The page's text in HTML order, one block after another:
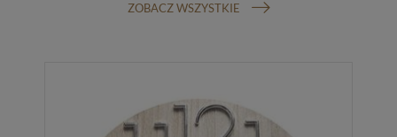
ZOBACZ WSZYSTKIE